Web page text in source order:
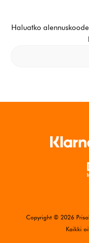
Haluatko
Copyright © 2026
Kaikki